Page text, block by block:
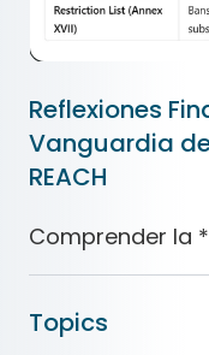
Reflexiones
Vanguardia
REACH
Comprender la *
Topics